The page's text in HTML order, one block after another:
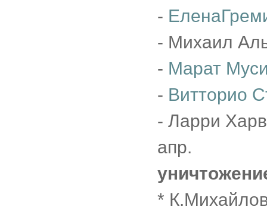
-
- Михаил
- Марат
- Витторио
- Ларри
апр.
*